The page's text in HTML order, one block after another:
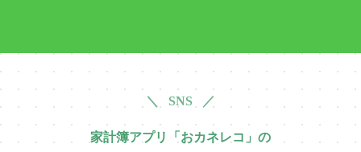
＼ SNS ／
家計簿アプリ「おカネレコ」の